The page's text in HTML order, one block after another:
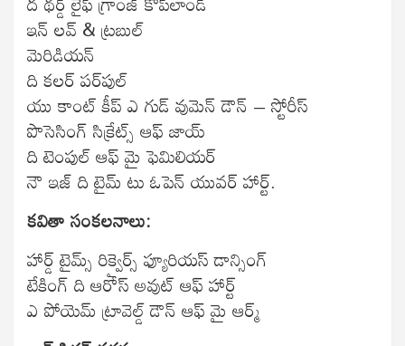
ఇన్‌ లవ్‌ & ట్రబుల్‌
మెరిడియన్‌
ది కలర్‌ పర్‌పుల్‌
యు కాంట్‌ కీప్‌ ఎ గుడ్‌ వుమెన్‌ డౌన్‌ – స్టోరీస్‌
పొసెసింగ్‌ సిక్రేట్స్‌ ఆఫ్‌ జాయ్‌
ది టెంపుల్‌ ఆఫ్‌ మై ఫెమిలియర్‌
నౌ ఇజ్‌ ది టైమ్‌ టు ఓపెన్‌ యువర్‌ హార్ట్‌.
కవితా సంకలనాలు:
హార్డ్‌ టైమ్స్‌ రిక్వైర్స్‌ ఫ్యూరియస్‌ డాన్సింగ్‌
టేకింగ్‌ ది ఆరోస్‌ అవుట్‌ ఆఫ్‌ హార్ట్‌
ఎ పోయెమ్‌ ట్రావెల్డ్‌ డౌన్‌ ఆఫ్‌ మై ఆర్మ్‌